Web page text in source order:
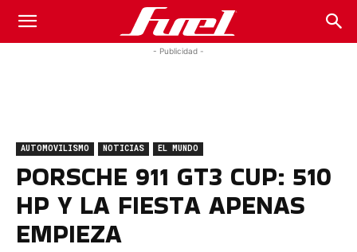
Fuel
Magazine
- Publicidad -
AUTOMOVILISMO NOTICIAS EL MUNDO
PORSCHE 911 GT3 CUP: 510
HP Y LA FIESTA APENAS
EMPIEZA